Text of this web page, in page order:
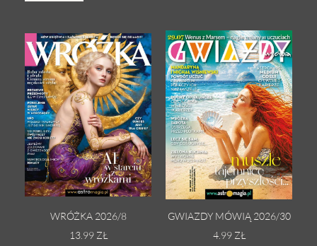
WRÓŻKA 2026/8
13.99 ZŁ
GWIAZDY MÓWIĄ 2026/30
4.99 ZŁ